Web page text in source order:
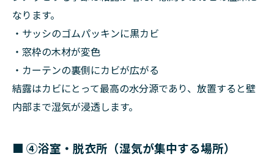
なります。
・サッシのゴムパッキンに黒カビ
・窓枠の木材が変色
・カーテンの裏側にカビが広がる
結露はカビにとって最高の水分源であり、放置すると壁
内部まで湿気が浸透します。
■ ④浴室・脱衣所（湿気が集中する場所）